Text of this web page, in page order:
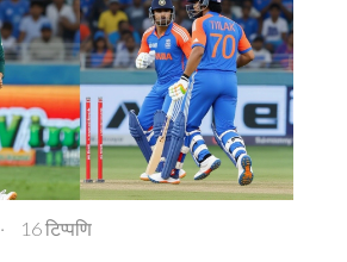
· 16 टिप्पणि